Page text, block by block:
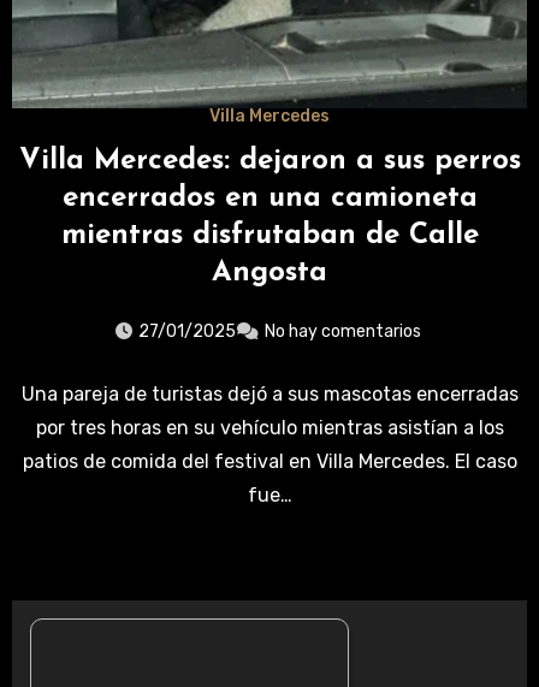
Villa Mercedes
Villa Mercedes: dejaron a sus perros
encerrados en una camioneta
mientras disfrutaban de Calle
Angosta
27/01/2025 No hay comentarios
Una pareja de turistas dejó a sus mascotas encerradas
por tres horas en su vehículo mientras asistían a los
patios de comida del festival en Villa Mercedes. El caso
fue…